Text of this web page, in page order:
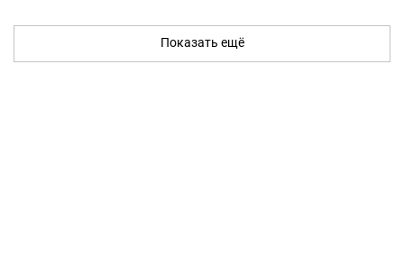
Показать ещё